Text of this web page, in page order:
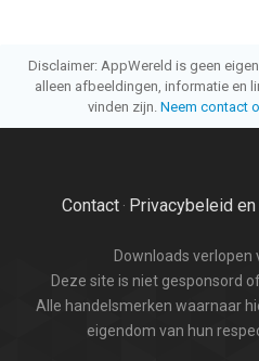
Disclaimer: AppWereld is geen
alleen afbeeldingen, informatie en
vinden zijn. Neem contact
Contact· Privacybeleid
Downloads verlopen
Deze site is niet gesponsord
Alle handelsmerken waarnaar
eigendom van hun